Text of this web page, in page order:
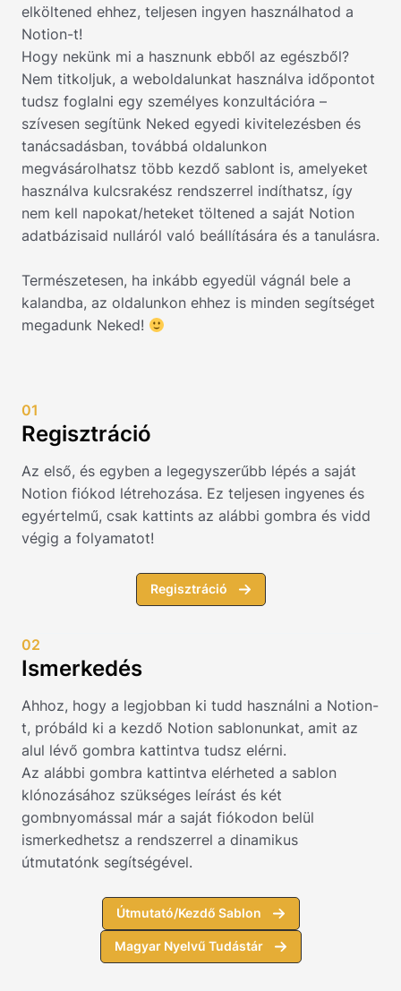
elköltened ehhez, teljesen ingyen használhatod a
Notion-t!
Hogy nekünk mi a hasznunk ebből az egészből?
Nem titkoljuk, a weboldalunkat használva időpontot
tudsz foglalni egy személyes konzultációra –
szívesen segítünk Neked egyedi kivitelezésben és
tanácsadásban, továbbá oldalunkon
megvásárolhatsz több kezdő sablont is, amelyeket
használva kulcsrakész rendszerrel indíthatsz, így
nem kell napokat/heteket töltened a saját Notion
adatbázisaid nulláról való beállítására és a tanulásra.
Természetesen, ha inkább egyedül vágnál bele a
kalandba, az oldalunkon ehhez is minden segítséget
megadunk Neked!
01
Regisztráció
Az első, és egyben a legegyszerűbb lépés a saját
Notion fiókod létrehozása. Ez teljesen ingyenes és
egyértelmű, csak kattints az alábbi gombra és vidd
végig a folyamatot!
Regisztráció
02
Ismerkedés
Ahhoz, hogy a legjobban ki tudd használni a Notion-
t, próbáld ki a kezdő Notion sablonunkat, amit az
alul lévő gombra kattintva tudsz elérni.
Az alábbi gombra kattintva elérheted a sablon
klónozásához szükséges leírást és két
gombnyomással már a saját fiókodon belül
ismerkedhetsz a rendszerrel a dinamikus
útmutatónk segítségével.
Útmutató/Kezdő Sablon
Magyar Nyelvű Tudástár